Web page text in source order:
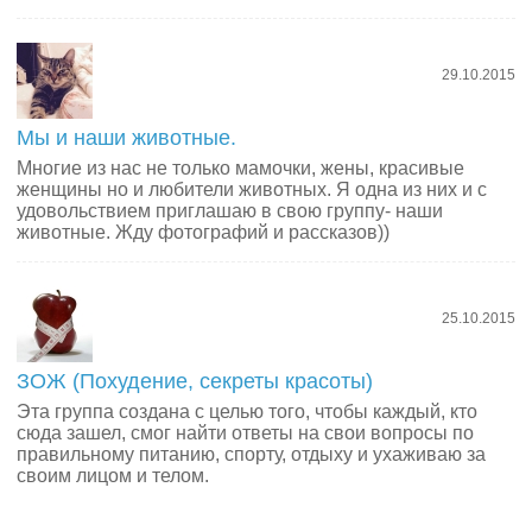
29.10.2015
Мы и наши животные.
Многие из нас не только мамочки, жены, красивые
женщины но и любители животных. Я одна из них и с
удовольствием приглашаю в свою группу- наши
животные. Жду фотографий и рассказов))
25.10.2015
ЗОЖ (Похудение, секреты красоты)
Эта группа создана с целью того, чтобы каждый, кто
сюда зашел, смог найти ответы на свои вопросы по
правильному питанию, спорту, отдыху и ухаживаю за
своим лицом и телом.